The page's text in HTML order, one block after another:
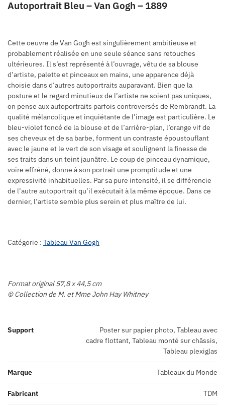
Autoportrait Bleu – Van Gogh – 1889
Cette oeuvre de Van Gogh est singulièrement ambitieuse et
probablement réalisée en une seule séance sans retouches
ultérieures. Il s’est représenté à l’ouvrage, vêtu de sa blouse
d’artiste, palette et pinceaux en mains, une apparence déjà
choisie dans d’autres autoportraits auparavant. Bien que la
posture et le regard minutieux de l’artiste ne soient pas uniques,
on pense aux autoportraits parfois controversés de Rembrandt. La
qualité mélancolique et inquiétante de l’image est particulière. Le
bleu-violet foncé de la blouse et de l’arrière-plan, l’orange vif de
ses cheveux et de sa barbe, forment un contraste époustouflant
avec le jaune et le vert de son visage et soulignent la finesse de
ses traits dans un teint jaunâtre. Le coup de pinceau dynamique,
voire effréné, donne à son portrait une promptitude et une
expressivité inhabituelles. Par sa pure intensité, il se différencie
de l’autre autoportrait qu’il exécutait à la même époque. Dans ce
dernier, l’artiste semble plus serein et plus maître de lui.
Catégorie : Tableau Van Gogh
Format original 57,8 x 44,5 cm
© Collection de M. et Mme John Hay Whitney
Support
Poster sur papier photo, Tableau avec
cadre flottant, Tableau monté sur châssis,
Tableau plexiglas
Marque Tableaux du Monde
Fabricant TDM